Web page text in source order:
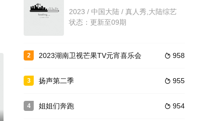
2023 / 中国大陆 / 真人秀,大陆综艺
状态：更新至09期
2  958
2023湖南卫视芒果TV元宵喜乐会
3  955
扬声第二季
4  954
姐姐们奔跑